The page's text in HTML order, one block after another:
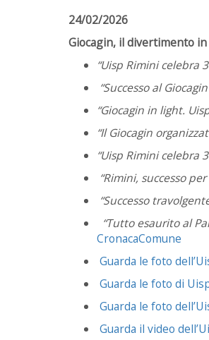
24/02/2026
Giocagin, il divertimento
“Uisp Rimini celebra
“Successo al
“Giocagin in light.
“Il Giocagin
“Uisp Rimini celebra
“Rimini, successo
“Successo
“Tutto esaurito al
CronacaComune
Guarda le foto
Guarda le foto di
Guarda le foto
Guarda il video